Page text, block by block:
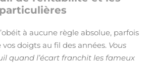
à aucune règle absolue, parfois
doigts au fil des années. Vous
quand l’écart franchit les fameux